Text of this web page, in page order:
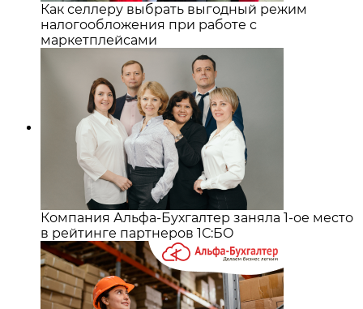
Как селлеру выбрать выгодный режим
налогообложения при работе с
маркетплейсами
Компания Альфа-Бухгалтер заняла 1-ое место
в рейтинге партнеров 1С:БО